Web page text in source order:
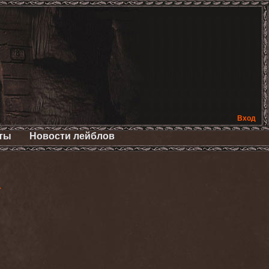
Вход
Новости лейблов